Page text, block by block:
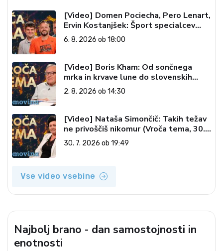
[Video] Domen Pociecha, Pero Lenart,
Ervin Kostanjšek: Šport specialcev
(Vroča tema, 6. 8. 2026)
6. 8. 2026 ob 18:00
[Video] Boris Kham: Od sončnega
mrka in krvave lune do slovenskih
pečatov v vesolju (Vroča tema, 2. 8.
2026)
2. 8. 2026 ob 14:30
[Video] Nataša Simončič: Takih težav
ne privoščiš nikomur (Vroča tema, 30.
7. 2026)
30. 7. 2026 ob 19:49
Vse video vsebine
Najbolj brano - dan samostojnosti in
enotnosti